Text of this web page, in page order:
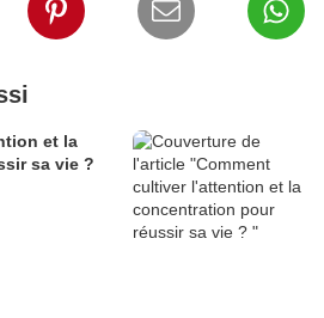
et la
sa vie ?